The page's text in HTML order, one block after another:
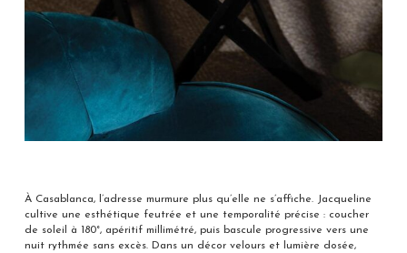
À Casablanca, l’adresse murmure plus qu’elle ne s’affiche. Jacqueline
cultive une esthétique feutrée et une temporalité précise : coucher
de soleil à 180°, apéritif millimétré, puis bascule progressive vers une
nuit rythmée sans excès. Dans un décor velours et lumière dosée,